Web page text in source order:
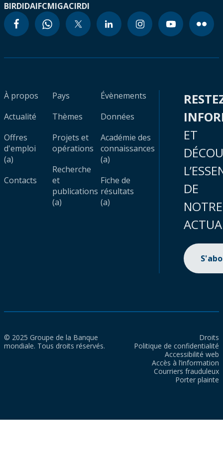
BIRDIDAIFCMIGACIRDI
À propos
Actualité
Offres
d'emploi
(a)
Contacts
Pays
Thèmes
Projets et
opérations
Recherche
et
publications
(a)
Évènements
Données
Académie des
connaissances
(a)
Fiche de
résultats
(a)
ET
DE
NOTRE
© 2025 Groupe de la Banque
mondiale. Tous droits réservés.
Droits
Politique de confidentialité
Accessibilité web
Accès à l’information
Courriers frauduleux
Porter plainte